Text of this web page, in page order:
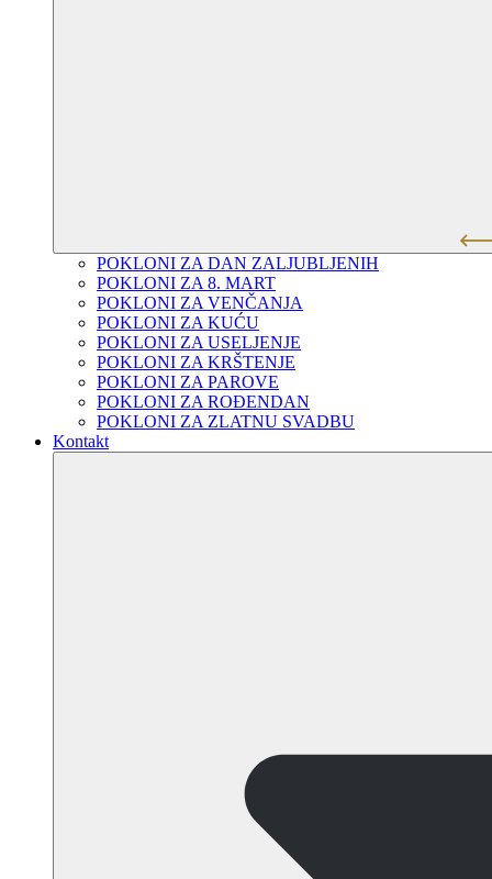
POKLONI ZA DAN ZALJUBLJENIH
POKLONI ZA 8. MART
POKLONI ZA VENČANJA
POKLONI ZA KUĆU
POKLONI ZA USELJENJE
POKLONI ZA KRŠTENJE
POKLONI ZA PAROVE
POKLONI ZA ROĐENDAN
POKLONI ZA ZLATNU SVADBU
Kontakt